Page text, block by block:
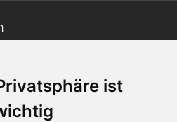
ist